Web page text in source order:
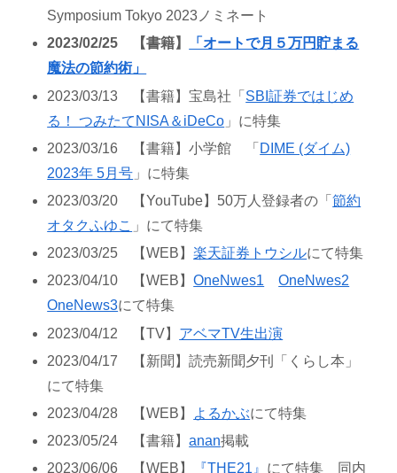
Symposium Tokyo 2023ノミネート
2023/02/25 【書籍】
「オートで月５万円貯まる
魔法の節約術」
2023/03/13 【書籍】宝島社「 SBI証券ではじめ
る！ つみたてNISA＆iDeCo 」に特集
2023/03/16 【書籍】小学館 「 DIME (ダイム)
2023年 5月号 」に特集
2023/03/20 【YouTube】50万人登録者の「節約
オタクふゆこ 」にて特集
2023/03/25 【WEB】楽天証券トウシルにて特集
2023/04/10 【WEB】OneNwes1
OneNwes2
OneNews3にて特集
2023/04/12 【TV】 アベマTV生出演
2023/04/17 【新聞】読売新聞夕刊「くらし本」
にて特集
2023/04/28 【WEB】
よるかぶにて特集
2023/05/24 【書籍】anan掲載
2023/06/06 【WEB】
『THE21』 にて特集 同内